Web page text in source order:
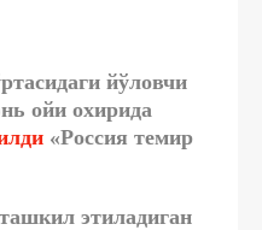
йўловчи
ойи охирида
«Россия темир
этиладиган